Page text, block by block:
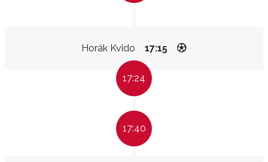
Horák Kvido 17:15
17:24
17:40